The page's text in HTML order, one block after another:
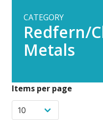
CATEGORY
Redfern/
Metals
Items per page